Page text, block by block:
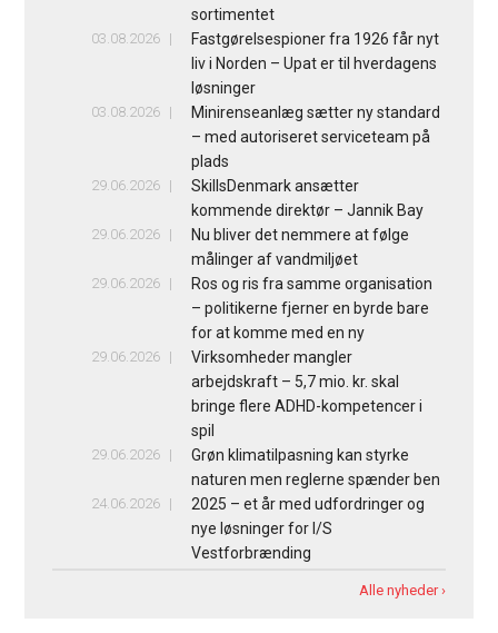
sortimentet
03.08.2026
Fastgørelsespioner fra 1926 får nyt
liv i Norden – Upat er til hverdagens
løsninger
03.08.2026
Minirenseanlæg sætter ny standard
– med autoriseret serviceteam på
plads
29.06.2026
SkillsDenmark ansætter
kommende direktør – Jannik Bay
29.06.2026
Nu bliver det nemmere at følge
målinger af vandmiljøet
29.06.2026
Ros og ris fra samme organisation
– politikerne fjerner en byrde bare
for at komme med en ny
29.06.2026
Virksomheder mangler
arbejdskraft – 5,7 mio. kr. skal
bringe flere ADHD-kompetencer i
spil
29.06.2026
Grøn klimatilpasning kan styrke
naturen men reglerne spænder ben
24.06.2026
2025 – et år med udfordringer og
nye løsninger for I/S
Vestforbrænding
Alle nyheder ›